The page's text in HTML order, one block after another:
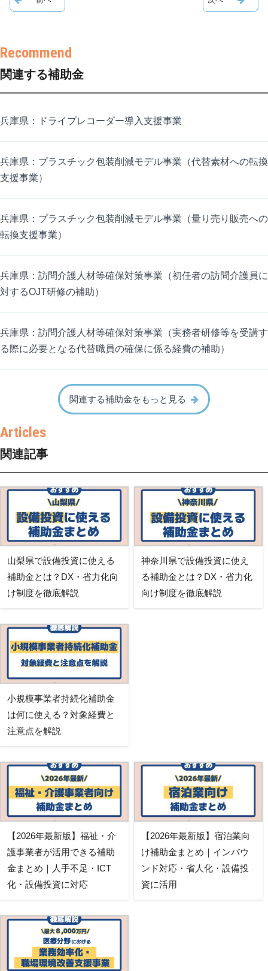
関連する補助金
兵庫県：ドライブレコーダー導入支援事業
兵庫県：プラスチック包装削減モデル事業（代替素材への転換
支援事業）
兵庫県：プラスチック包装削減モデル事業（量り売り販売への
転換支援事業）
兵庫県：訪問介護人材等確保対策事業（初任者の訪問介護員に
対するOJT研修の補助）
兵庫県：訪問介護人材等確保対策事業（実務者研修等を受講す
る際に必要となる代替職員の確保に係る経費の補助）
関連する補助金をもっと見る
関連記事
山梨県で設備投資に使える
補助金とは？DX・省力化向
け制度を徹底解説
神奈川県で設備投資に使え
る補助金とは？DX・省力化
向け制度を徹底解説
小規模事業者持続化補助金
は何に使える？対象経費と
注意点を解説
【2026年最新版】福祉・介
護事業者が活用できる補助
金まとめ｜人手不足・ICT
化・設備投資に対応
【2026年最新版】宿泊業向
け補助金まとめ｜インバウ
ンド対応・省人化・設備投
資に活用